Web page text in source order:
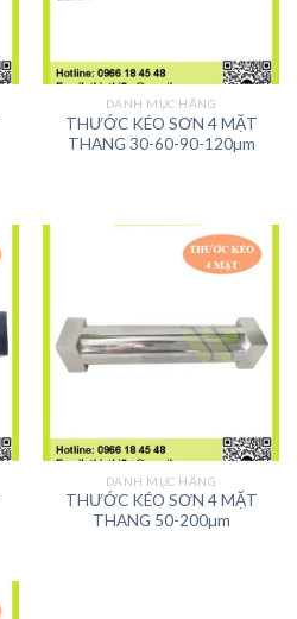
DANH MỤC HÃNG
THƯỚC KÉO SƠN 4 MẶT
THANG 30-60-90-120µm
DANH MỤC HÃNG
THƯỚC KÉO SƠN 4 MẶT
THANG 50-200µm